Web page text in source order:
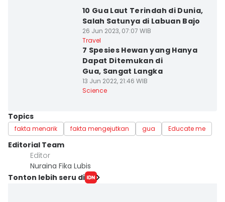
10 Gua Laut Terindah di Dunia,
Salah Satunya di Labuan Bajo
26 Jun 2023, 07:07 WIB
Travel
7 Spesies Hewan yang Hanya
Dapat Ditemukan di
Gua, Sangat Langka
13 Jun 2022, 21:46 WIB
Science
Topics
fakta menarik fakta mengejutkan gua Educate me
Editorial Team
Editor
Nuraina Fika Lubis
Tonton lebih seru di